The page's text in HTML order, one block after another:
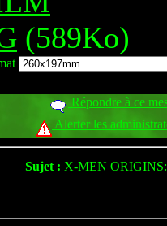
(589Ko)
Répondre à ce
Alerter les
Sujet : X-MEN